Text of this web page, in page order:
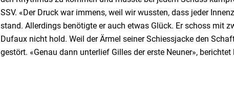
SSV. «Der Druck war immens, weil wir wussten, dass jeder
stand. Allerdings benötigte er auch etwas Glück. Er schoss mit
Dufaux nicht hold. Weil der Ärmel seiner Schiessjacke den
gestört. «Genau dann unterlief Gilles der erste Neuner»,